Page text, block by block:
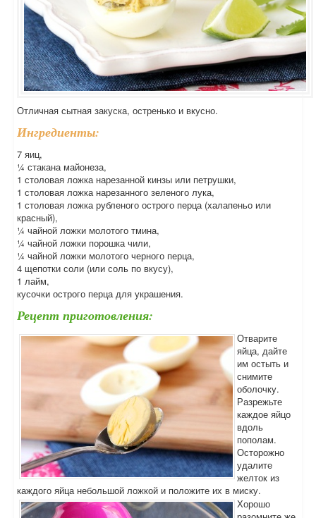
Отличная сытная закуска, остренько и вкусно.
Ингредиенты:
7 яиц,
¼ стакана майонеза,
1 столовая ложка нарезанной кинзы или петрушки,
1 столовая ложка нарезанного зеленого лука,
1 столовая ложка рубленого острого перца (халапеньо или
красный),
¼ чайной ложки молотого тмина,
¼ чайной ложки порошка чили,
¼ чайной ложки молотого черного перца,
4 щепотки соли (или соль по вкусу),
1 лайм,
кусочки острого перца для украшения.
Рецепт приготовления:
Отварите
яйца, дайте
им остыть и
снимите
оболочку.
Разрежьте
каждое яйцо
вдоль
пополам.
Осторожно
удалите
желток из
каждого яйца небольшой ложкой и положите их в миску.
Хорошо